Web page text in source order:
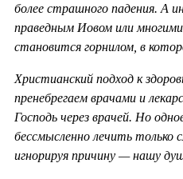
более страшного падения. А
праведным Иовом или
становится горнилом, в
Христианский подход к
пренебрегаем врачами и
Господь через врачей. Но
бессмысленно лечить
игнорируя причину — нашу